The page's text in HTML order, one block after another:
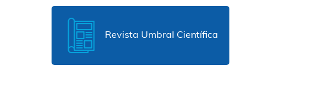
Revista Umbral Científica